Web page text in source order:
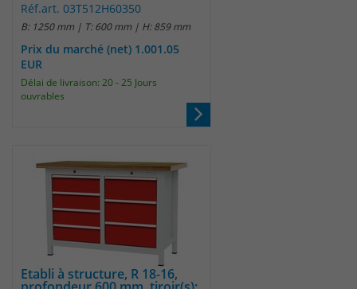
Réf.art. 03T512H60350
B: 1250 mm | T: 600 mm | H: 859 mm
Prix du marché (net) 1.001.05
EUR
Délai de livraison: 20 - 25 Jours
ouvrables
Etabli à structure, R 18-16,